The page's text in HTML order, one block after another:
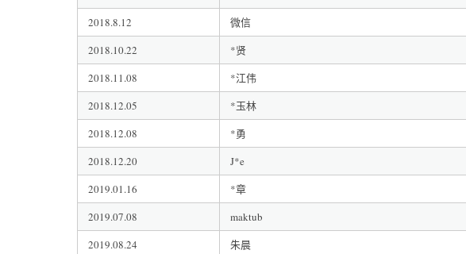
2018.8.12
微信
2018.10.22
*贤
2018.11.08
*江伟
2018.12.05
*玉林
2018.12.08
*勇
2018.12.20
J*e
2019.01.16
*章
2019.07.08
maktub
2019.08.24
朱晨